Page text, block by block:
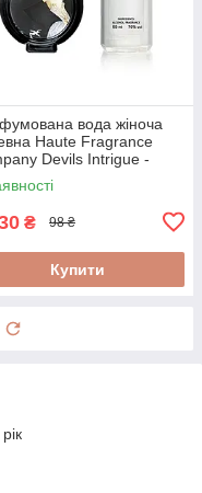
вода жіноча
Haute Fragrance
Devils Intrigue -
Analogue 65ml
₴ 98 ₴
Купити